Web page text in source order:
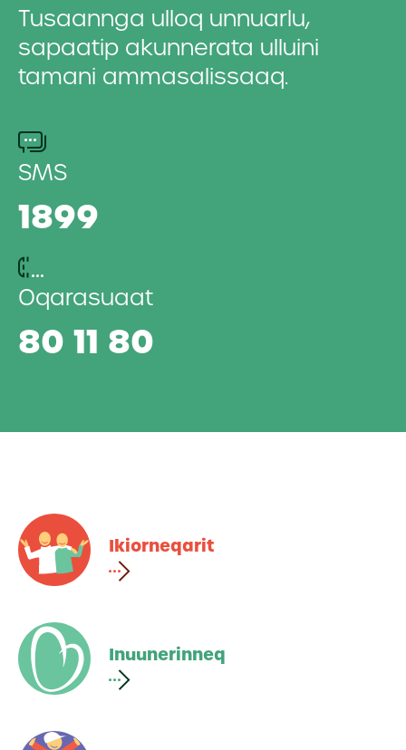
Tusaannga ulloq unnuarlu,
sapaatip akunnerata ulluini
tamani ammasalissaaq.
SMS
1899
Oqarasuaat
80 11 80
Ikiorneqarit
Inuunerinneq